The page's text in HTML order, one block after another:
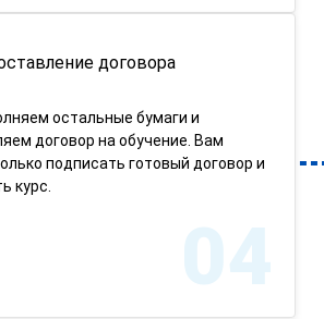
договора
остальные бумаги и
договор на обучение. Вам
подписать готовый договор и
курс.
04